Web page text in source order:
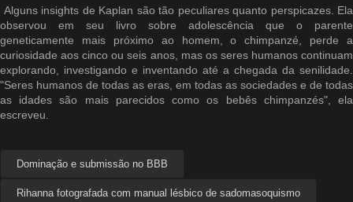
Alguns insights de Kaplan são tão peculiares quanto perspicazes. Ela
observou em seu livro sobre adolescência que o parente
geneticamente mais próximo ao homem, o chimpanzé, perde a
curiosidade aos cinco ou seis anos, mas os seres humanos continuam
explorando, investigando e inventando até a chegada da senilidade.
"Seres humanos de todas as eras, em todas as sociedades e de todas
as idades são mais parecidos como os bebês chimpanzés", ela
escreveu.
Dominação e submissão no BBB
Rihanna fotografada com manual lésbico de sadomasoquismo